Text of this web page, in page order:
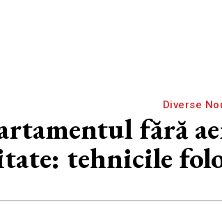
Diverse
fără
tehnicile